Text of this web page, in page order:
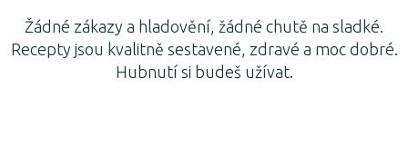
Žádné zákazy a hladovění, žádné chutě na sladké.
Recepty jsou kvalitně sestavené, zdravé a moc dobré.
Hubnutí si budeš užívat.